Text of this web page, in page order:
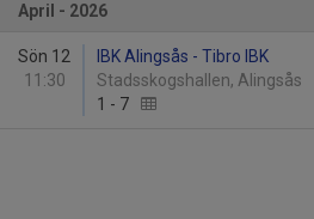
April - 2026
Sön 12
11:30
IBK Alingsås - Tibro IBK
Stadsskogshallen, Alingsås
1 - 7